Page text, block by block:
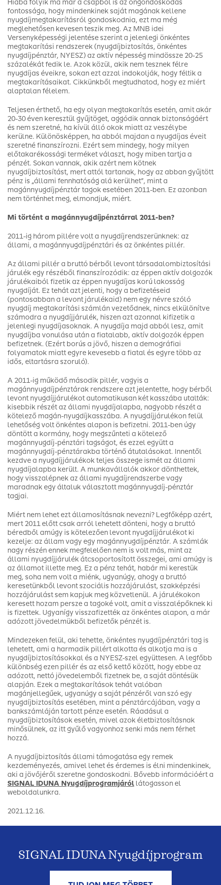
Hiába folyik ma már a csapból is az öngondoskodás
fontossága, hogy mindenkinek saját magának kellene
nyugdíjmegtakarításról gondoskodnia, ezt ma még
meglehetősen kevesen teszik meg. Az MNB idei
Versenyképességi jelentése szerint a jelenlegi önkéntes
megtakarítási rendszerek (nyugdíjbiztosítás, önkéntes
nyugdíjpénztár, NYESZ) az aktív népesség mindössze 20-25
százalékát fedik le. Azok közül, akik nem tesznek félre
nyugdíjas éveikre, sokan ezt azzal indokolják, hogy féltik a
megtakarításaikat. Cikkünkből megtudhatod, hogy ez miért
alaptalan félelem.
Teljesen érthető, ha egy olyan megtakarítás esetén, amit akár
20-30 éven keresztül gyűjtöget, aggódik annak biztonságáért
és nem szeretné, ha kívül álló okok miatt az veszélybe
kerülne. Különösképpen, ha abból majdan a nyugdíjas éveit
szeretné finanszírozni. Ezért sem mindegy, hogy milyen
előtakarékossági terméket választ, hogy miben tartja a
pénzét. Sokan vannak, akik azért nem kötnek
nyugdíjbiztosítást, mert attól tartanak, hogy az abban gyűjtött
pénz is „állami fennhatóság alá kerülhet”, mint a
magánnyugdíjpénztár tagok esetében 2011-ben. Ez azonban
nem történhet meg, elmondjuk, miért.
Mi történt a magánnyugdíjpénztárral 2011-ben?
2011-ig három pillére volt a nyugdíjrendszerünknek: az
állami, a magánnyugdíjpénztári és az önkéntes pillér.
Az állami pillér a bruttó bérből levonttársadalombiztosítási
járulék egy részéből finanszírozódik: az éppen aktív dolgozók
járulékaiból fizetik az éppen nyugdíjas korú lakosság
nyugdíját. Ez tehát azt jelenti, hogy a befizetéseid
(pontosabban a levont járulékaid) nem egy névre szóló
nyugdíj megtakarítási számlán vezetődnek, nincs elkülönítve
számodra a nyugdíjjárulék, hiszen azt azonnal kifizetik a
jelenlegi nyugdíjasoknak. A nyugdíja majd abból lesz, amit
nyugdíjba vonulása után a fiatalabb, aktív dolgozók éppen
befizetnek. (Ezért borús a jövő, hiszen a demográfiai
folyamatok miatt egyre kevesebb a fiatal és egyre több az
idős, eltartásra szoruló).
A 2011-ig működő második pillér, vagyis a
magánnyugdíjpénztárak rendszere azt jelentette, hogy bérből
levont nyugdíjjárulékot automatikusan két kasszába utalták:
kisebbik részét az állami nyugdíjalapba, nagyobb részét a
kötelező magán-nyugdíjkasszába. A nyugdíjjárulékon felül
lehetőség volt önkéntes alapon is befizetni. 2011-ben úgy
döntött a kormány, hogy megszűnteti a kötelező
magánnyugdíj-pénztári tagságot, és ezzel együtt a
magánnyugdíj-pénztárakba történő átutalásokat. Innentől
kezdve a nyugdíjjárulékok teljes összege ismét az állami
nyugdíjalapba került. A munkavállalók akkor dönthettek,
hogy visszalépnek az állami nyugdíjrendszerbe vagy
maradnak egy általuk választott magánnyugdíj-pénztár
tagjai.
Miért nem lehet ezt államosításnak nevezni? Legfőképp azért,
mert 2011 előtt csak arról lehetett dönteni, hogy a bruttó
béredből amúgy is kötelezően levont nyugdíjjárulékot ki
kezelje: az állam vagy egy magánnyugdíjpénztár. A számlák
nagy részén ennek megfelelően nem is volt más, mint az
állami nyugdíjjárulék átcsoportosított összegei, ami amúgy is
az államot illette meg. Ez a pénz tehát, habár mi kerestük
meg, soha nem volt a miénk, ugyanúgy, ahogy a bruttó
keresetünkből levont szociális hozzájárulást, szakképzési
hozzájárulást sem kapjuk meg közvetlenül. A járulékokon
keresett hozam persze a tagoké volt, amit a visszalépőknek ki
is fizettek. Ugyanígy visszafizették az önkéntes alapon, a már
adózott jövedelmükből befizetők pénzét is.
Mindezeken felül, aki tehette, önkéntes nyugdíjpénztári tag is
lehetett, ami a harmadik pillért alkotta és alkotja ma is a
nyugdíjbiztosításokkal és a NYESZ-szel együttesen. A legfőbb
különbség ezen pillér és az első kettő között, hogy ebbeaz
adózott, nettó jövedelemből fizetnek be, a saját döntésük
alapján. Ezek a megtakarítások tehát valóban
magánjellegűek, ugyanúgy a saját pénzéről van szó egy
nyugdíjbiztosítás esetében, mint a pénztárcájában, vagy a
bankszámláján tartott pénze esetén. Ráadásul a
nyugdíjbiztosítások esetén, mivel azok életbiztosításnak
minősülnek, az itt gyűlő vagyonhoz senki más nem férhet
hozzá.
A nyugdíjbiztosítás állami támogatása egy remek
kezdeményezés, amivel lehet és érdemes is élni mindenkinek,
aki a jövőjéről szeretne gondoskodni. Bővebb információért a
SIGNAL IDUNA Nyugdíjprogramjáról látogasson el
weboldalunkra.
2021.12.16.
SIGNAL IDUNA Nyugdíjprogram